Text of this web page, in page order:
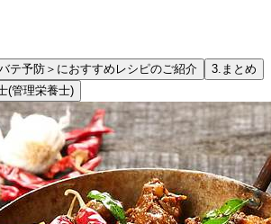
テ予防＞におすすめレシピのご紹介 3. まとめ
(管理栄養士)